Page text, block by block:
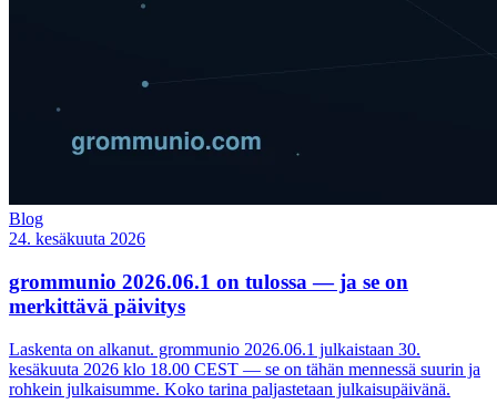
Blog
24. kesäkuuta 2026
grommunio 2026.06.1 on tulossa — ja se on
merkittävä päivitys
Laskenta on alkanut. grommunio 2026.06.1 julkaistaan 30.
kesäkuuta 2026 klo 18.00 CEST — se on tähän mennessä suurin ja
rohkein julkaisumme. Koko tarina paljastetaan julkaisupäivänä.